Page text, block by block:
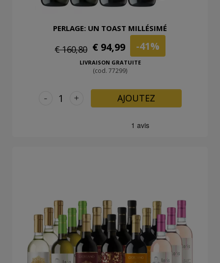
PERLAGE: UN TOAST MILLÉSIMÉ
€ 160,80 € 94,99 -41%
LIVRAISON GRATUITE
(cod. 77299)
+
- AJOUTEZ